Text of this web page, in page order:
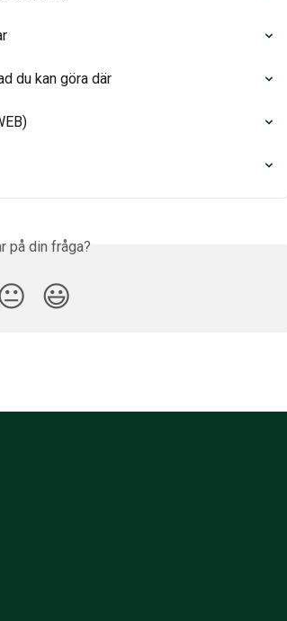
du kan göra där
på din fråga?
😃